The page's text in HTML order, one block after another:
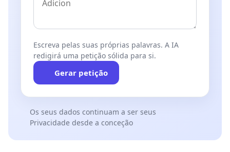
Escreva pelas suas próprias palavras. A IA
redigirá uma petição sólida para si.
Gerar petição
Os seus dados continuam a ser seus
Privacidade desde a conceção